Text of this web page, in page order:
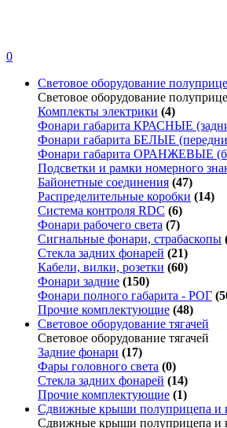
0
Световое оборудование
Световое оборудование
Комплекты электрики (4)
Фонари габарита КРАСНЫЕ
Фонари габарита БЕЛЫЕ
Фонари габарита ОРАНЖЕВЫЕ
Подсветки и рамки номерного
Байонетные соединения (47)
Распределительные коробки (14)
Система контроля RDC (6)
Фонари рабочего света (7)
Сигнальные фонари, страбаскопы
Стекла задних фонарей (21)
Кабели, вилки, розетки (60)
Фонари задние (150)
Фонари полного габарита - РОГ
Прочие комплектующие (48)
Световое оборудование тягачей
Световое оборудование тягачей
Задние фонари (17)
Фары головного света (0)
Стекла задних фонарей (14)
Прочие комплектующие (1)
Сдвижные крыши полуприцепа и
Сдвижные крыши полуприцепа и